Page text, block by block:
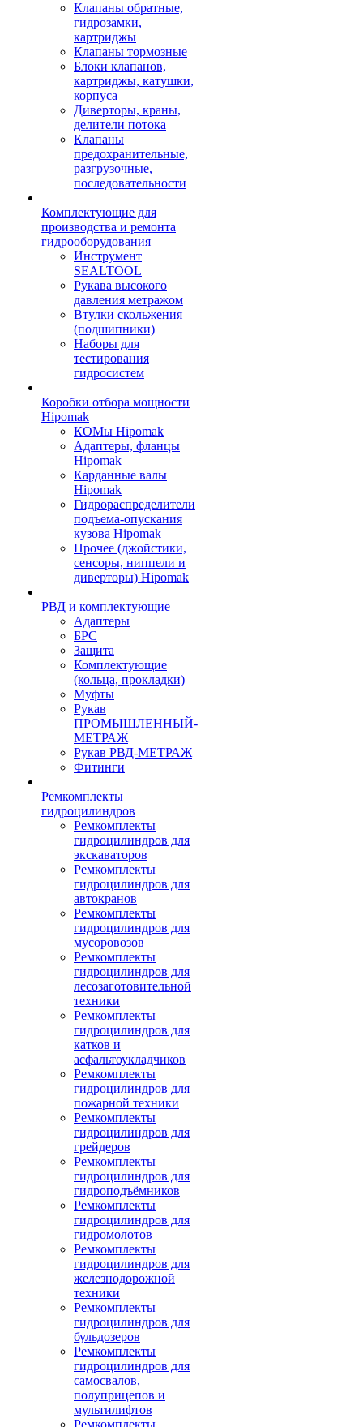
Клапаны обратные,
гидрозамки,
картриджы
Клапаны тормозные
Блоки клапанов,
картриджы, катушки,
корпуса
Диверторы, краны,
делители потока
Клапаны
предохранительные,
разгрузочные,
последовательности
Комплектующие для
производства и ремонта
гидрооборудования
Инструмент
SEALTOOL
Рукава высокого
давления метражом
Втулки скольжения
(подшипники)
Наборы для
тестирования
гидросистем
Коробки отбора мощности
Hipomak
КОМы Hipomak
Адаптеры, фланцы
Hipomak
Карданные валы
Hipomak
Гидрораспределители
подъема-опускания
кузова Hipomak
Прочее (джойстики,
сенсоры, ниппели и
диверторы) Hipomak
РВД и комплектующие
Адаптеры
БРС
Защита
Комплектующие
(кольца, прокладки)
Муфты
Рукав
ПРОМЫШЛЕННЫЙ-
МЕТРАЖ
Рукав РВД-МЕТРАЖ
Фитинги
Ремкомплекты
гидроцилиндров
Ремкомплекты
гидроцилиндров для
экскаваторов
Ремкомплекты
гидроцилиндров для
автокранов
Ремкомплекты
гидроцилиндров для
мусоровозов
Ремкомплекты
гидроцилиндров для
лесозаготовительной
техники
Ремкомплекты
гидроцилиндров для
катков и
асфальтоукладчиков
Ремкомплекты
гидроцилиндров для
пожарной техники
Ремкомплекты
гидроцилиндров для
грейдеров
Ремкомплекты
гидроцилиндров для
гидроподъёмников
Ремкомплекты
гидроцилиндров для
гидромолотов
Ремкомплекты
гидроцилиндров для
железнодорожной
техники
Ремкомплекты
гидроцилиндров для
бульдозеров
Ремкомплекты
гидроцилиндров для
самосвалов,
полуприцепов и
мультилифтов
Ремкомплекты